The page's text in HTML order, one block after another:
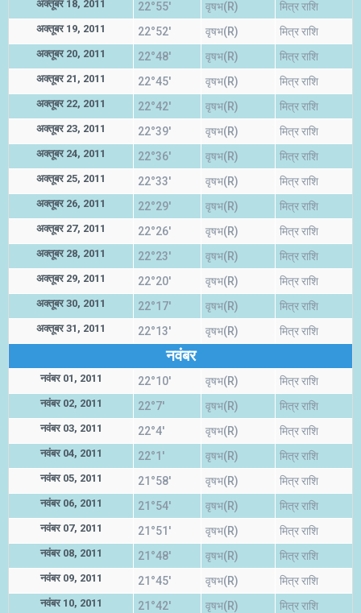
अक्तूबर 18, 2011 22°55' वृषभ(R) मित्र राशि
अक्तूबर 19, 2011 22°52' वृषभ(R) मित्र राशि
अक्तूबर 20, 2011 22°48' वृषभ(R) मित्र राशि
अक्तूबर 21, 2011 22°45' वृषभ(R) मित्र राशि
अक्तूबर 22, 2011 22°42' वृषभ(R) मित्र राशि
अक्तूबर 23, 2011 22°39' वृषभ(R) मित्र राशि
अक्तूबर 24, 2011 22°36' वृषभ(R) मित्र राशि
अक्तूबर 25, 2011 22°33' वृषभ(R) मित्र राशि
अक्तूबर 26, 2011 22°29' वृषभ(R) मित्र राशि
अक्तूबर 27, 2011 22°26' वृषभ(R) मित्र राशि
अक्तूबर 28, 2011 22°23' वृषभ(R) मित्र राशि
अक्तूबर 29, 2011 22°20' वृषभ(R) मित्र राशि
अक्तूबर 30, 2011 22°17' वृषभ(R) मित्र राशि
अक्तूबर 31, 2011 22°13' वृषभ(R) मित्र राशि
नवंबर
नवंबर 01, 2011 22°10' वृषभ(R) मित्र राशि
नवंबर 02, 2011 22°7' वृषभ(R) मित्र राशि
नवंबर 03, 2011 22°4' वृषभ(R) मित्र राशि
नवंबर 04, 2011 22°1' वृषभ(R) मित्र राशि
नवंबर 05, 2011 21°58' वृषभ(R) मित्र राशि
नवंबर 06, 2011 21°54' वृषभ(R) मित्र राशि
नवंबर 07, 2011 21°51' वृषभ(R) मित्र राशि
नवंबर 08, 2011 21°48' वृषभ(R) मित्र राशि
नवंबर 09, 2011 21°45' वृषभ(R) मित्र राशि
नवंबर 10, 2011 21°42' वृषभ(R) मित्र राशि